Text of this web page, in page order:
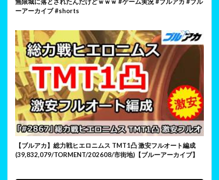
ーアーカイブ #shorts
【ブルアカ】総力戦ヒエロニムス TMT1凸 激安フルオート編成
(39,832,079/TORMENT/202608/市街地)【ブルーアーカイブ】